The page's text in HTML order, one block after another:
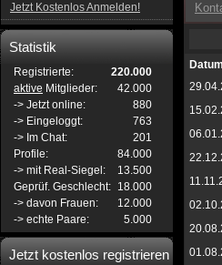
Jetzt Kostenlos Anmelden!
Statistik
Registrierte:
220.000
aktive Mitglieder:
42.000
-> Jetzt online:
880
-> Eingeloggt:
763
-> Im Chat:
201
Profile:
84.000
-> mit Real-Siegel:
13.500
Geprüf. Geschlecht: 18.000
-> davon Frauen:
12.000
-> echte Paare:
5.000
Jetzt kostenlos registrieren
Datum